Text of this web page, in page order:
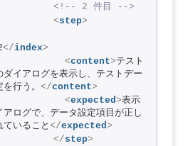
<!-- 2 件目 -->
<step>
</index>
<content>テスト
ダイアログを表示し、テストデー
行う。 </content>
<expected>表示
アログで、データ設定項目が正し
ていること </expected>
</step>